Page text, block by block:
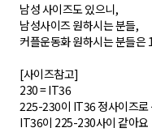
남성 사이즈도 있으니,
남성사이즈 원하시는 분들,
커플운동화 원하시는 분들
[사이즈참고]
230 = IT36
225-230이 IT36 정사이즈로
IT36이 225-230사이 같아요